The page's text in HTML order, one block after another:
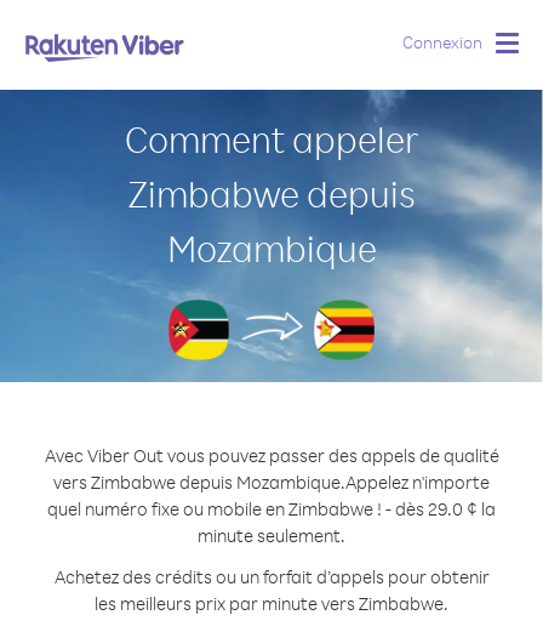
Connexion
Comment appeler
Zimbabwe depuis
Mozambique
Avec Viber Out vous pouvez passer des appels de qualité
vers Zimbabwe depuis Mozambique.Appelez n'importe
quel numéro fixe ou mobile en Zimbabwe ! - dès 29.0 ¢ la
minute seulement.
Achetez des crédits ou un forfait d’appels pour obtenir
les meilleurs prix par minute vers Zimbabwe.